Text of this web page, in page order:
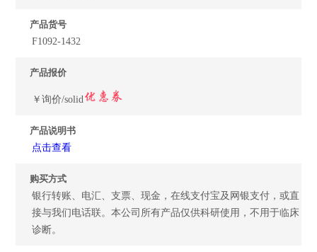
产品货号
F1092-1432
产品报价
￥询价/solid
产品说明书
点击查看
购买方式
银行转账、电汇、支票、现金，在线支付宝及网银支付，或直
接与我们电话联。本公司所有产品仅供科研使用，不用于临床
诊断。